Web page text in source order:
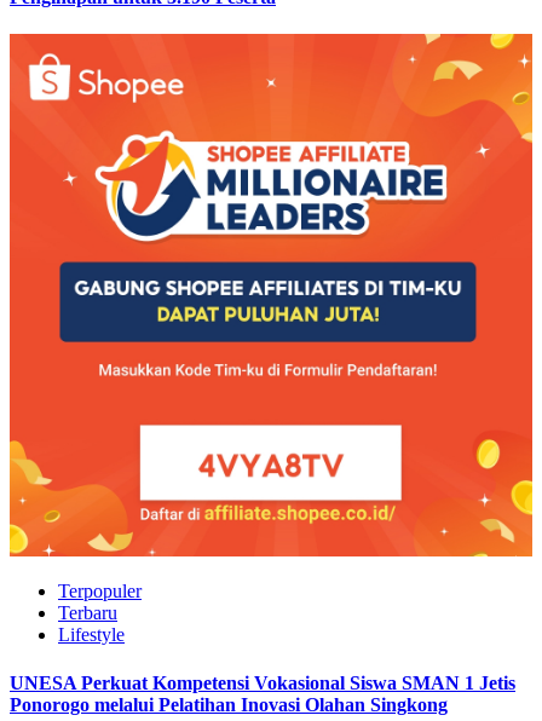
Terpopuler
Terbaru
Lifestyle
UNESA Perkuat Kompetensi Vokasional Siswa SMAN 1 Jetis
Ponorogo melalui Pelatihan Inovasi Olahan Singkong